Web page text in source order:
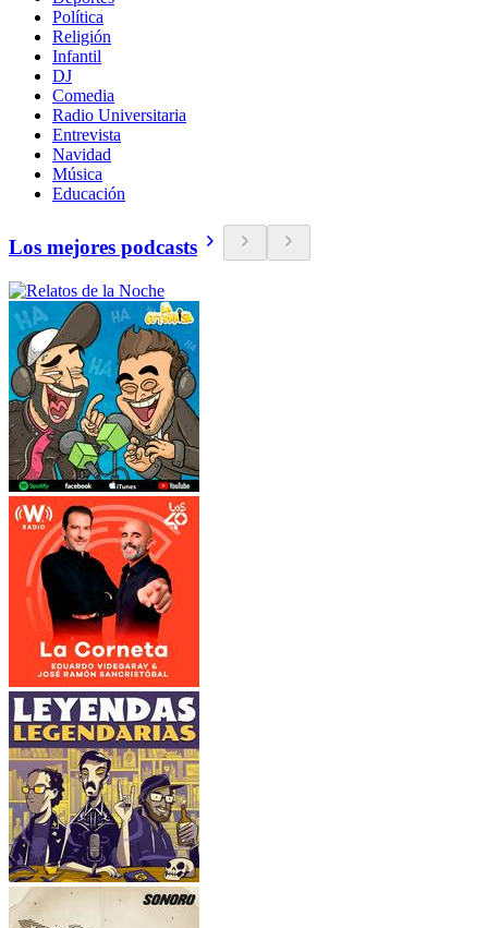
Política
Religión
Infantil
DJ
Comedia
Radio Universitaria
Entrevista
Navidad
Música
Educación
Los mejores podcasts